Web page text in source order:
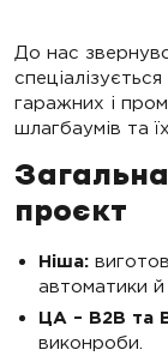
До нас
гаражних і
шлагбаумів та
проєкт
Ніша:
автоматики й
ЦА – B2B та
виконроби.